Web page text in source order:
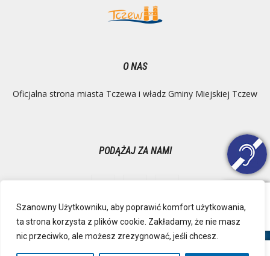
Szanowny Użytkowniku, aby poprawić komfort użytkowania,
ta strona korzysta z plików cookie. Zakładamy, że nie masz
nic przeciwko, ale możesz zrezygnować, jeśli chcesz.
O NAS
Oficjalna strona miasta Tczewa i władz Gminy Miejskiej Tczew
PODĄŻAJ ZA NAMI
Ochrona danych osobowych
Inspektor Danych Osobowych
Polityka Prywatności
Deklaracja dostępności